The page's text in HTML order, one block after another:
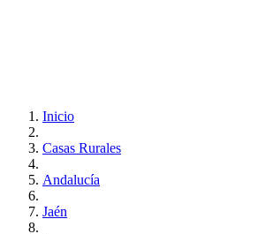
Inicio
Casas Rurales
Andalucía
Jaén